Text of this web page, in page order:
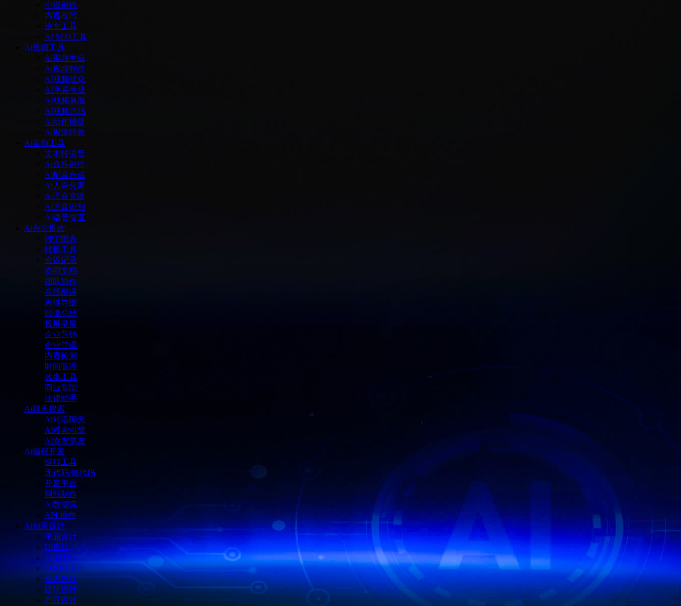
小说创作
内容改写
论文工具
AI SEO工具
Ai视频工具
Ai视频生成
Ai视频制作
AI视频优化
AI字幕生成
AI视频换脸
AI视频总结
Ai动作捕捉
Ai视觉特效
Ai音频工具
文本转语音
Ai音乐创作
Ai配音合成
Ai人声分离
Ai语音克隆
Ai语音识别
AI语音交互
Ai办公提效
PPT/图表
转换工具
会议记录
协同文档
团队协作
在线翻译
思维导图
阅读总结
投屏录屏
企业营销
企业管理
内容检测
时间管理
效率工具
商业智能
法律助手
Ai聊天搜索
Ai对话聊天
AI搜索引擎
AI女友男友
Ai编程开发
编程工具
无代码/低代码
开发平台
网站制作
AI数据库
API 插件
Ai创意设计
平面设计
Ui设计
3D设计
LOGO设计
室内设计
建筑设计
产品设计